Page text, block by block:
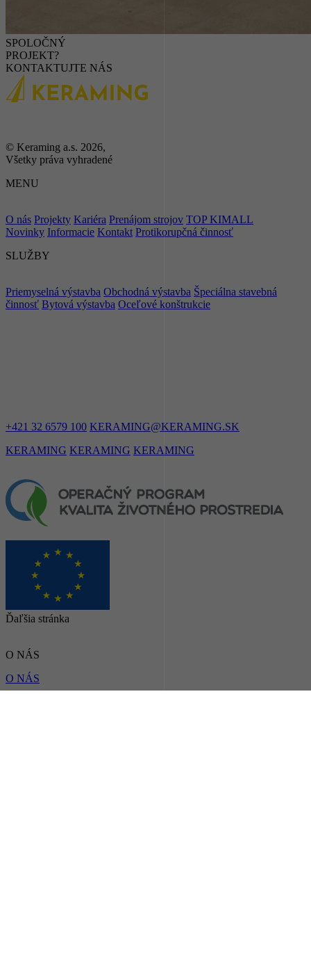
SPOLOČNÝ
PROJEKT?
KONTAKTUJTE NÁS
© Keraming a.s. 2026,
Všetky práva vyhradené
MENU
O nás Projekty Kariéra Prenájom strojov TOP KIMALL
Novinky Informacie Kontakt Protikorupčná činnosť
SLUŽBY
Priemyselná výstavba Obchodná výstavba Špeciálna stavebná
činnosť Bytová výstavba Oceľové konštrukcie
+421 32 6579 100 KERAMING@KERAMING.SK
KERAMING KERAMING KERAMING
Ďaľšia stránka
O NÁS
O NÁS